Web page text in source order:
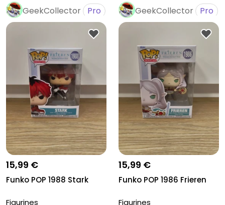
GeekCollector Pro
15,99 €
Funko POP 1988 Stark
Figurines
GeekCollector Pro
15,99 €
Funko POP 1986 Frieren
Figurines